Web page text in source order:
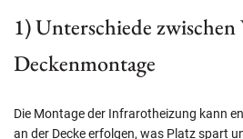
1) Unterschiede
Deckenmontage
Die Montage der Infrarotheizung kann
an der Decke erfolgen, was Platz spart